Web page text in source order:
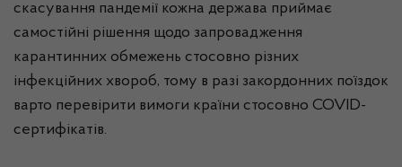
скасування пандемії кожна держава приймає
самостійні рішення щодо запровадження
карантинних обмежень стосовно різних
інфекційних хвороб, тому в разі закордонних поїздок
варто перевірити вимоги країни стосовно COVID-
сертифікатів.